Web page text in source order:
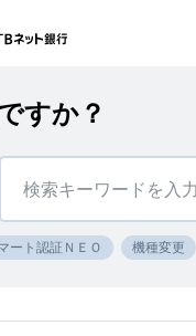
すか？
ート認証ＮＥＯ 機種変更